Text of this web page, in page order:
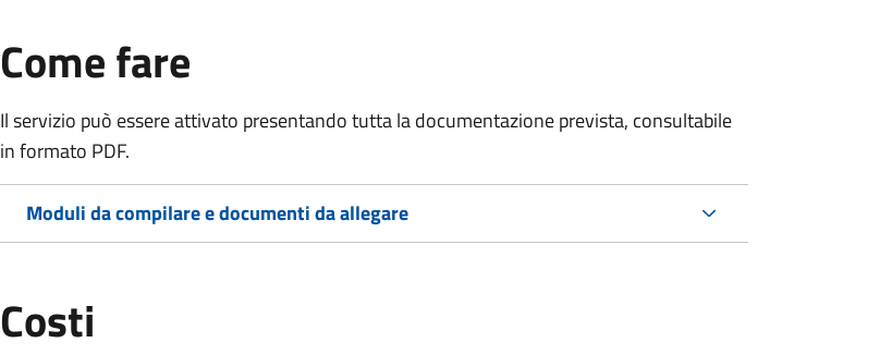
Come fare
Il servizio può essere attivato presentando tutta la documentazione prevista, consultabile
in formato PDF.
Moduli da compilare e documenti da allegare
Costi